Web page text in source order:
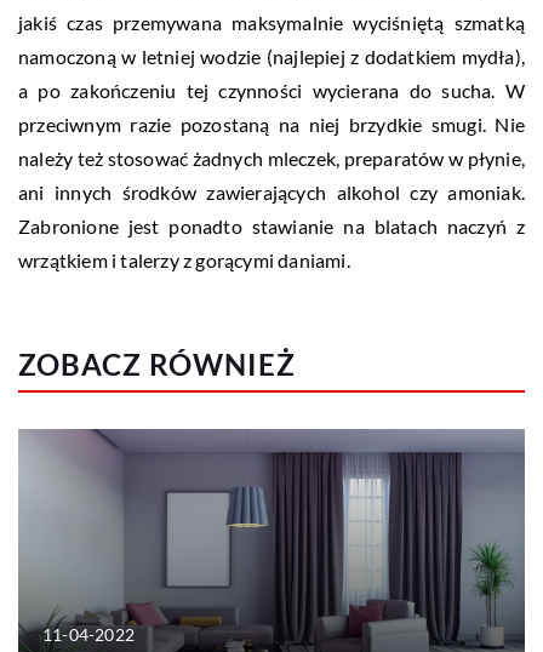
jakiś czas przemywana maksymalnie wyciśniętą szmatką
namoczoną w letniej wodzie (najlepiej z dodatkiem mydła),
a po zakończeniu tej czynności wycierana do sucha. W
przeciwnym razie pozostaną na niej brzydkie smugi. Nie
należy też stosować żadnych mleczek, preparatów w płynie,
ani innych środków zawierających alkohol czy amoniak.
Zabronione jest ponadto stawianie na blatach naczyń z
wrzątkiem i talerzy z gorącymi daniami.
ZOBACZ RÓWNIEŻ
11-04-2022